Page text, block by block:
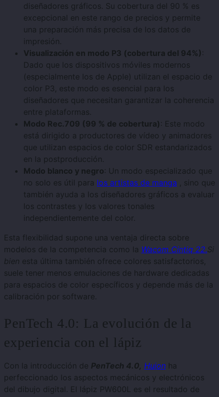
diseñadores gráficos. Su cobertura del 90 % es
excepcional en este rango de precios y permite
una preparación más precisa de los datos de
impresión.
Visualización en modo P3 (cobertura del 94%) :
Dado que los dispositivos móviles modernos
(especialmente los de Apple) utilizan el espacio de
color P3, este modo es esencial para los
diseñadores que necesitan garantizar la coherencia
entre plataformas.
Modo Rec.709 (99 % de cobertura) : Este modo
está dirigido a productores de vídeo y animadores
que utilizan espacios de color SDR estandarizados
en la postproducción.
Modo blanco y negro: Un modo especializado que
no solo es útil para los artistas de manga , sino que
también ayuda a los diseñadores gráficos a evaluar
los contrastes y los valores tonales
independientemente del color.
Esta flexibilidad supone una ventaja directa sobre
modelos de la competencia como la Wacom Cintiq 22.Si
bien esta última también ofrece colores satisfactorios,
suele tener menos emulaciones de hardware dedicadas
para espacios de color específicos y depende más de la
calibración por software.
PenTech 4.0: La evolución de la
experiencia con el lápiz
Con la introducción de PenTech 4.0, Huion ha
perfeccionado los aspectos mecánicos y electrónicos
del dibujo digital. El lápiz PW600L es el resultado de